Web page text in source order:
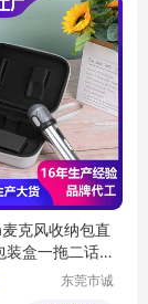
克风收纳包直
装盒一拖二话
东莞市诚